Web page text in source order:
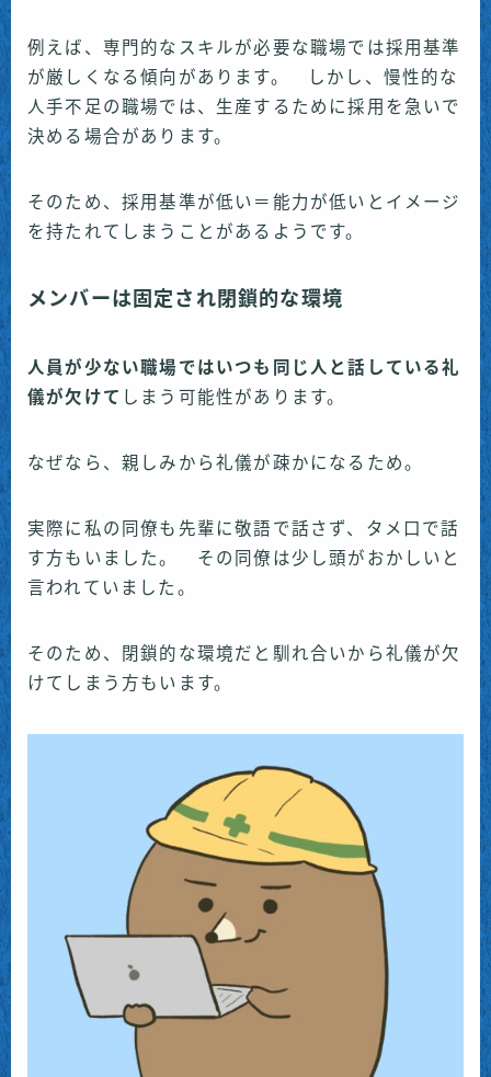
例えば、専門的なスキルが必要な職場では採用基準
が厳しくなる傾向があります。 しかし、慢性的な
人手不足の職場では、生産するために採用を急いで
決める場合があります。
そのため、採用基準が低い＝能力が低いとイメージ
を持たれてしまうことがあるようです。
メンバーは固定され閉鎖的な環境
人員が少ない職場ではいつも同じ人と話している礼
儀が欠けて しまう可能性があります。
なぜなら、親しみから礼儀が疎かになるため。
実際に私の同僚も先輩に敬語で話さず、タメ口で話
す方もいました。 その同僚は少し頭がおかしいと
言われていました。
そのため、閉鎖的な環境だと馴れ合いから礼儀が欠
けてしまう方もいます。